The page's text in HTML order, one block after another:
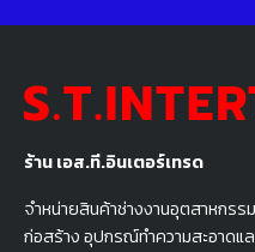
ร้าน เอส.ที.อินเตอร์เทรด
จำหน่ายสินค้าช่างงานอุตสาหกรร
ก่อสร้าง อุปกรณ์ทำความสะอาดแ